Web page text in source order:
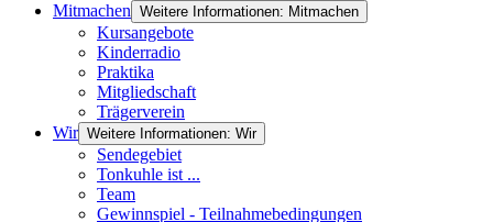
Mitmachen Weitere Informationen: Mitmachen
Kursangebote
Kinderradio
Praktika
Mitgliedschaft
Trägerverein
Wir Weitere Informationen: Wir
Sendegebiet
Tonkuhle ist ...
Team
Gewinnspiel - Teilnahmebedingungen